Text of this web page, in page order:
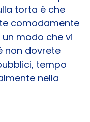
torta è che
comodamente
modo che vi
non dovrete
tempo
nella